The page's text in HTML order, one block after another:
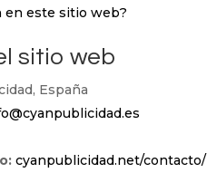
en este sitio web?
sitio web
España
cyanpublicidad.net/contacto/